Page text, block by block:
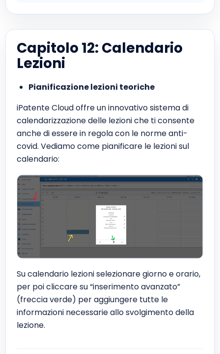
Capitolo 12: Calendario
Lezioni
Pianificazione lezioni teoriche
iPatente Cloud offre un innovativo sistema di
calendarizzazione delle lezioni che ti consente
anche di essere in regola con le norme anti-
covid. Vediamo come pianificare le lezioni sul
calendario:
Su calendario lezioni selezionare giorno e orario,
per poi cliccare su “inserimento avanzato”
(freccia verde) per aggiungere tutte le
informazioni necessarie allo svolgimento della
lezione.